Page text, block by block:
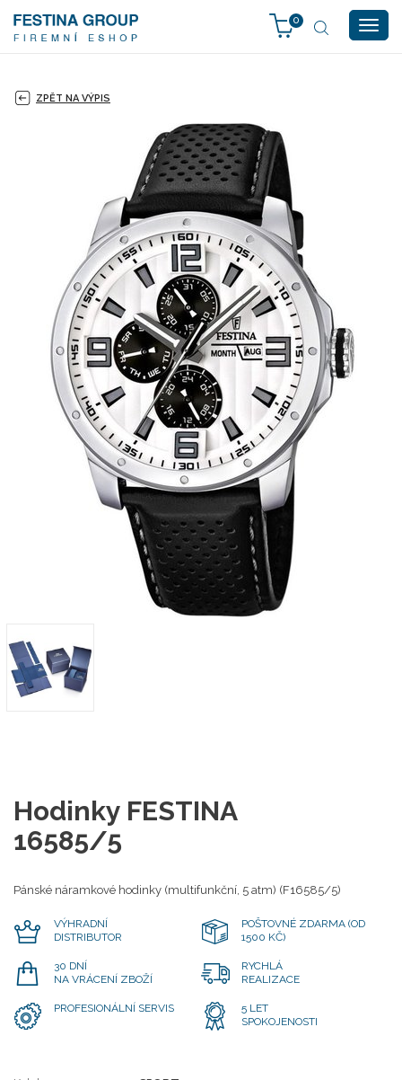
0
ZPĚT NA VÝPIS
Hodinky FESTINA
16585/5
Pánské náramkové hodinky (multifunkční, 5 atm) (F16585/5)
VÝHRADNÍ
DISTRIBUTOR
POŠTOVNÉ ZDARMA (OD
1500 KČ)
30 DNÍ
NA VRÁCENÍ ZBOŽÍ
RYCHLÁ
REALIZACE
PROFESIONÁLNÍ SERVIS
5 LET
SPOKOJENOSTI